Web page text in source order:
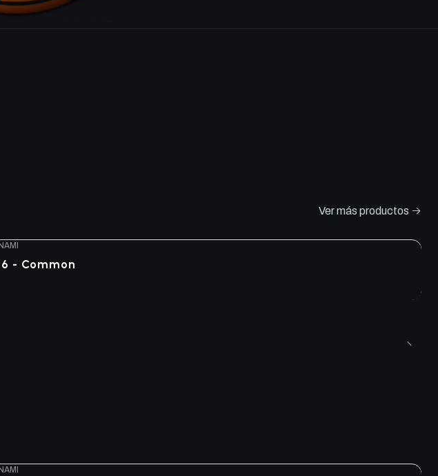
ESTE PRODUCTO
Ver más productos
- Common